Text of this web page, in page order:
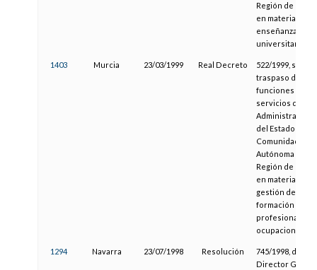
Región de
en materia de
enseñanza no
universitaria.
1403 Murcia 23/03/1999 Real Decreto
522/1999, sobre
traspaso de
funciones y
servicios de la
Administración
del Estado a la
Comunidad
Autónoma de la
Región de
en materia de
gestión de la
formación
profesional
ocupacional.
1294 Navarra 23/07/1998 Resolución
745/1998, del
Director